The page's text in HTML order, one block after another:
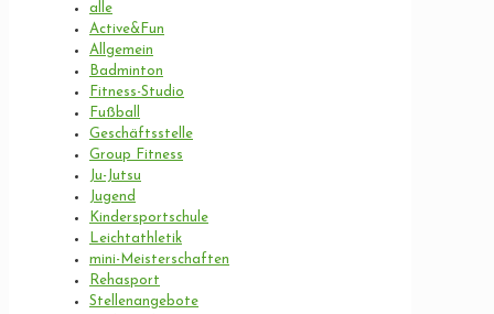
alle
Active&Fun
Allgemein
Badminton
Fitness-Studio
Fußball
Geschäftsstelle
Group Fitness
Ju-Jutsu
Jugend
Kindersportschule
Leichtathletik
mini-Meisterschaften
Rehasport
Stellenangebote